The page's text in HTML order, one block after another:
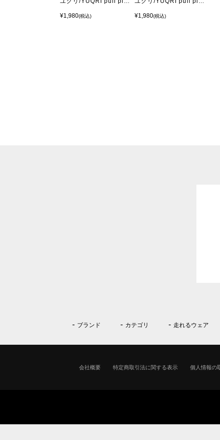
¥1,980(税込) ¥1,980(税込)
ブランド カテゴリ 走れるウェア
会社概要 特定商取引法に関する表示 個人情報の